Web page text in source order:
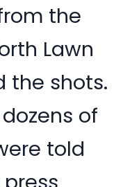
the
Lawn
the shots.
of
told